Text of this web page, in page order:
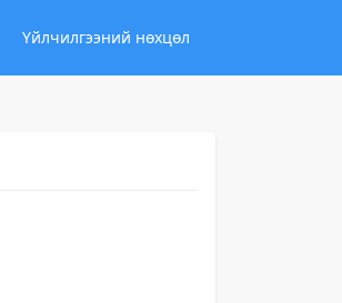
Үйлчилгээний нөхцөл